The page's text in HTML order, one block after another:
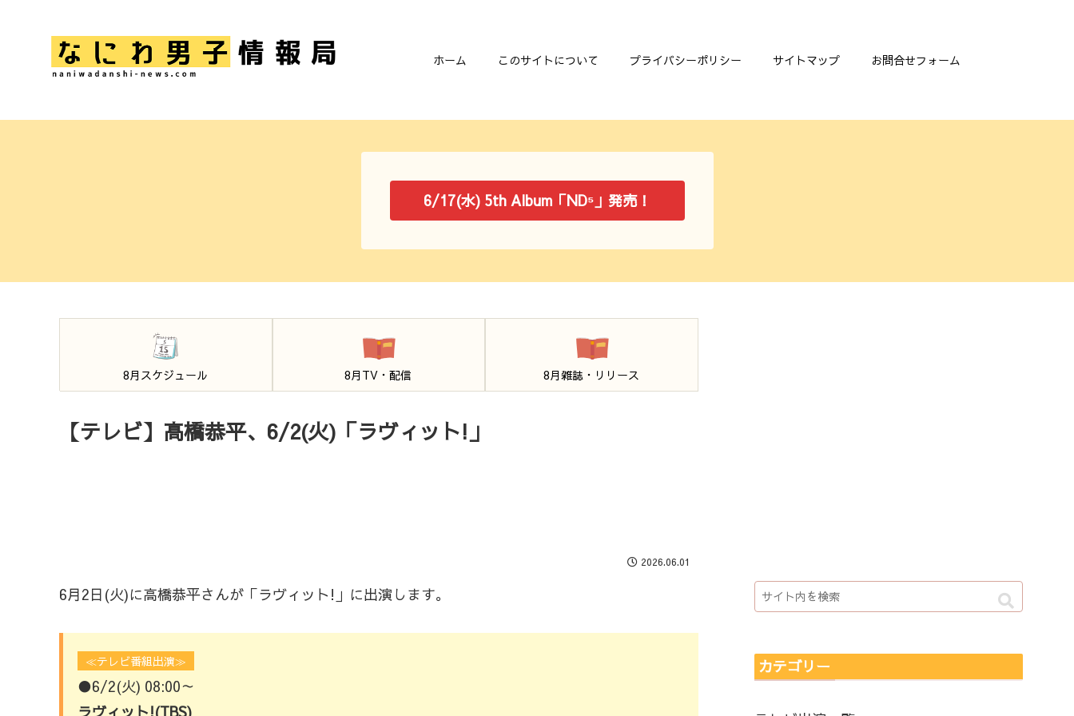
ホーム このサイトについて プライバシーポリシー サイトマップ お問合せフォーム
6/17(水) 5th Album「ND⁵」発売！
8月スケジュール 8月TV・配信 8月雑誌・リリース
【テレビ】高橋恭平、6/2(火)「ラヴィット!」
2026.06.01
6月2日(火)に高橋恭平さんが「ラヴィット!」に出演します。
≪テレビ番組出演≫
●6/2(火) 08:00～
ラヴィット!(TBS)
カテゴリー